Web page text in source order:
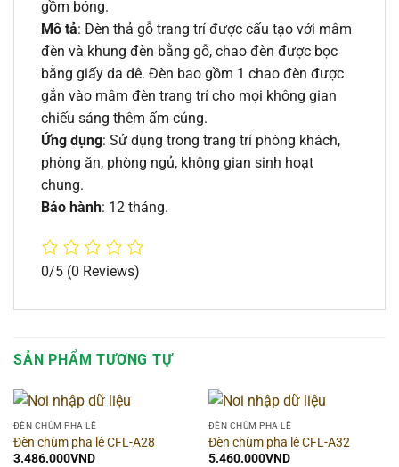
gồm bóng.
Mô tả: Đèn thả gỗ trang trí được cấu tạo với mâm
đèn và khung đèn bằng gỗ, chao đèn được bọc
bằng giấy da dê. Đèn bao gồm 1 chao đèn được
gắn vào mâm đèn trang trí cho mọi không gian
chiếu sáng thêm ấm cúng.
Ứng dụng: Sử dụng trong trang trí phòng khách,
phòng ăn, phòng ngủ, không gian sinh hoạt
chung.
Bảo hành: 12 tháng.
0/5 (0 Reviews)
SẢN PHẨM TƯƠNG TỰ
ĐÈN CHÙM PHA LÊ
Đèn chùm pha lê CFL-A28
3.486.000VND
ĐÈN CHÙM PHA LÊ
Đèn chùm pha lê CFL-A32
5.460.000VND